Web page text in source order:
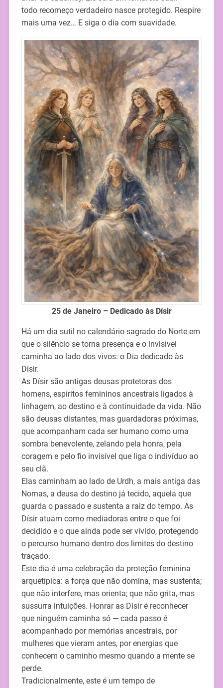
todo recomeço verdadeiro nasce protegido. Respire
mais uma vez… E siga o dia com suavidade.
25 de Janeiro – Dedicado às Dísir
Há um dia sutil no calendário sagrado do Norte em
que o silêncio se torna presença e o invisível
caminha ao lado dos vivos: o Dia dedicado às
Dísir.
As Dísir são antigas deusas protetoras dos
homens, espíritos femininos ancestrais ligados à
linhagem, ao destino e à continuidade da vida. Não
são deusas distantes, mas guardadoras próximas,
que acompanham cada ser humano como uma
sombra benevolente, zelando pela honra, pela
coragem e pelo fio invisível que liga o indivíduo ao
seu clã.
Elas caminham ao lado de Urdh, a mais antiga das
Nornas, a deusa do destino já tecido, aquela que
guarda o passado e sustenta a raiz do tempo. As
Dísir atuam como mediadoras entre o que foi
decidido e o que ainda pode ser vivido, protegendo
o percurso humano dentro dos limites do destino
traçado.
Este dia é uma celebração da proteção feminina
arquetípica: a força que não domina, mas sustenta;
que não interfere, mas orienta; que não grita, mas
sussurra intuições. Honrar as Dísir é reconhecer
que ninguém caminha só — cada passo é
acompanhado por memórias ancestrais, por
mulheres que vieram antes, por energias que
conhecem o caminho mesmo quando a mente se
perde.
Tradicionalmente, este é um tempo de